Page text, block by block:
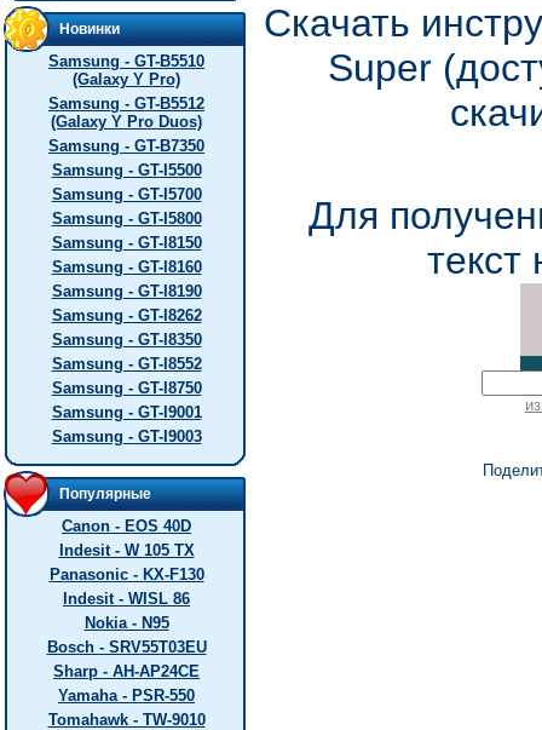
Новинки
Samsung - GT-B5510
(Galaxy Y Pro)
Samsung - GT-B5512
(Galaxy Y Pro Duos)
Samsung - GT-B7350
Samsung - GT-I5500
Samsung - GT-I5700
Samsung - GT-I5800
Samsung - GT-I8150
Samsung - GT-I8160
Samsung - GT-I8190
Samsung - GT-I8262
Samsung - GT-I8350
Samsung - GT-I8552
Samsung - GT-I8750
Samsung - GT-I9001
Samsung - GT-I9003
Популярные
Canon - EOS 40D
Indesit - W 105 TX
Panasonic - KX-F130
Indesit - WISL 86
Nokia - N95
Bosch - SRV55T03EU
Sharp - AH-AP24CE
Yamaha - PSR-550
Tomahawk - TW-9010
Скачать
Super
Для
текст